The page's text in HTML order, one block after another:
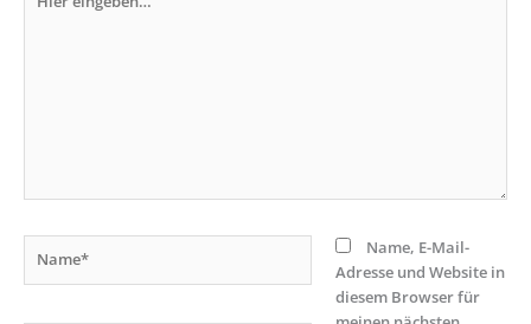
eingeben…
Name, E-Mail-
Adresse und Website in
diesem Browser für